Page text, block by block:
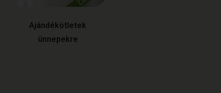
Ajándékötletek
ünnepekre